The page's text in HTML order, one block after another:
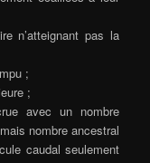
n’atteignant pas la
;
;
avec un nombre
nombre ancestral
caudal seulement